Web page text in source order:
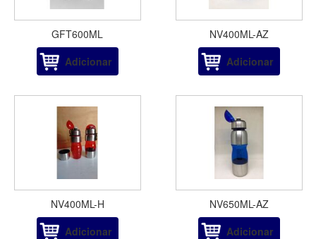
GFT600ML
Adicionar
NV400ML-AZ
Adicionar
NV400ML-H
Adicionar
NV650ML-AZ
Adicionar